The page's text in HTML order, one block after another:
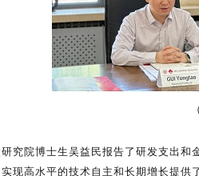
究院博士生吴益民报告了研发支出
现高水平的技术自主和长期增长提